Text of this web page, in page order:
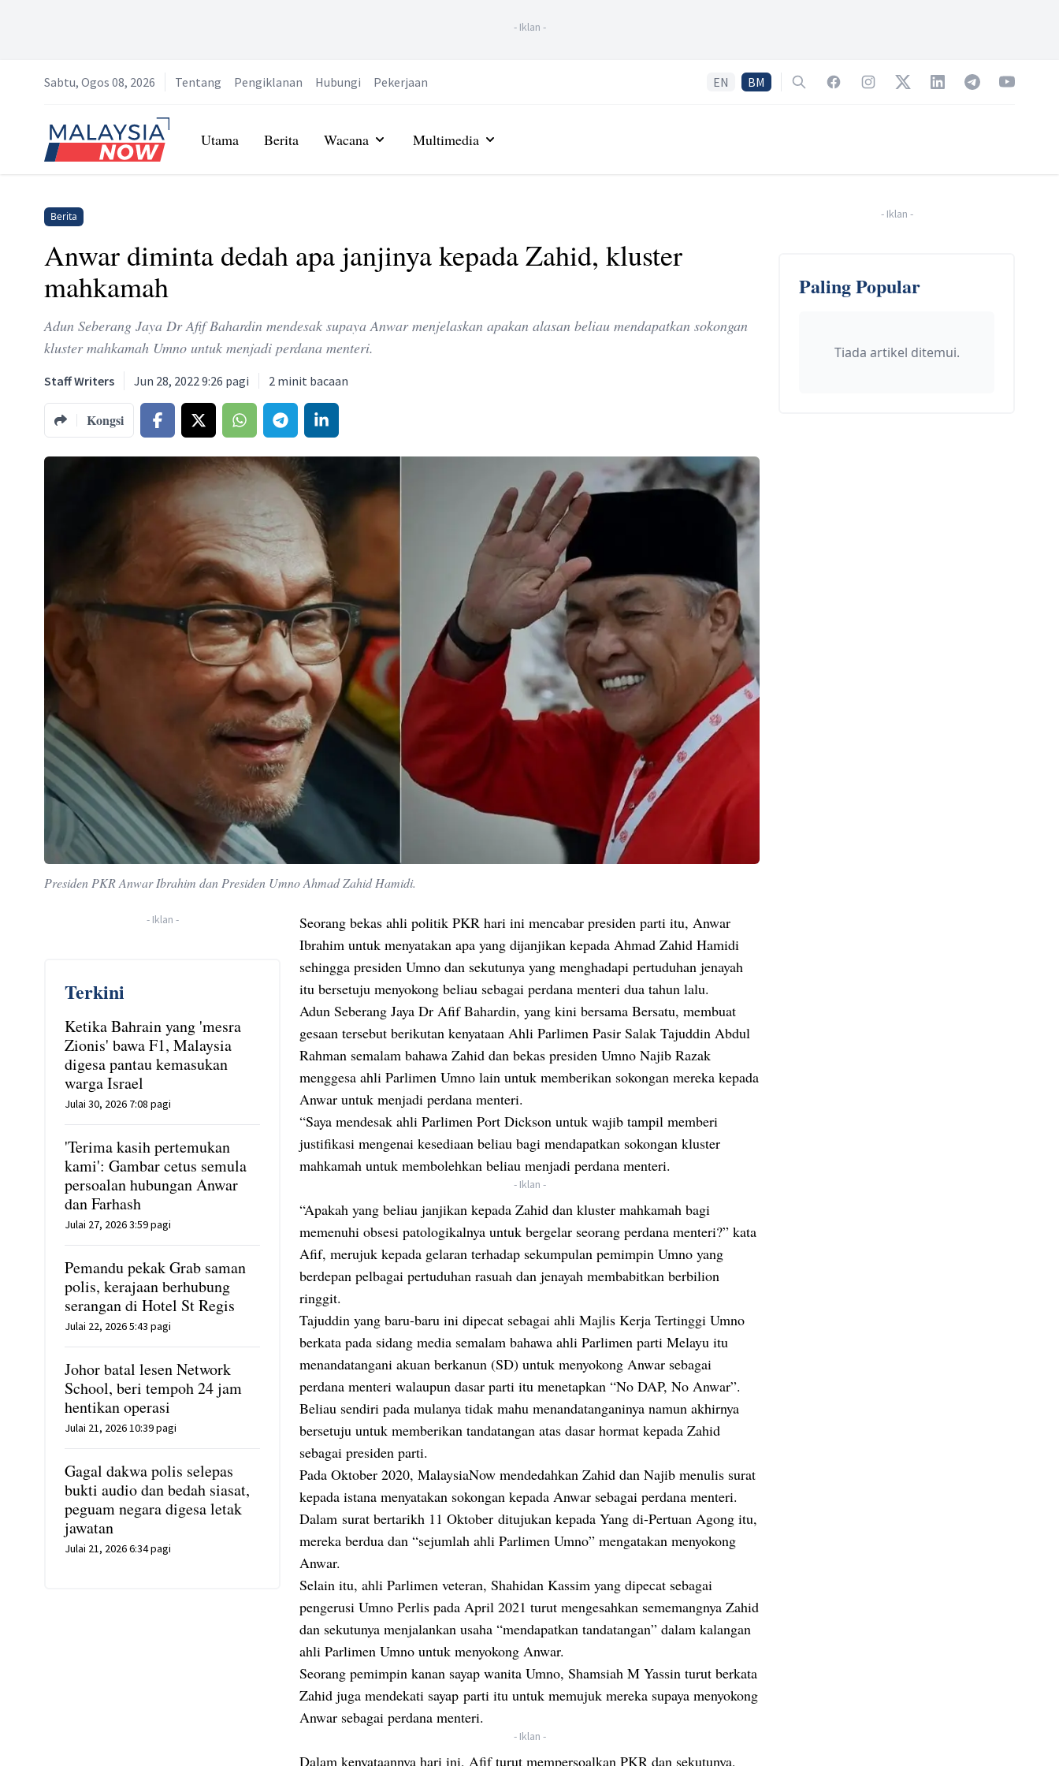
- Iklan -
Sabtu, Ogos 08, 2026 Tentang Pengiklanan Hubungi Pekerjaan EN BM SearchFacebookInstagramTwitterLinkedInTelegramYouTube
Home
Utama Berita Wacana Multimedia
Berita
Anwar diminta dedah apa janjinya kepada Zahid, kluster
mahkamah
Adun Seberang Jaya Dr Afif Bahardin mendesak supaya Anwar menjelaskan apakan alasan beliau mendapatkan sokongan
kluster mahkamah Umno untuk menjadi perdana menteri.
Staff Writers Jun 28, 2022 9:26 pagi 2 minit bacaan
Kongsi
Presiden PKR Anwar Ibrahim dan Presiden Umno Ahmad Zahid Hamidi.
- Iklan -
Terkini
Ketika Bahrain yang 'mesra
Zionis' bawa F1, Malaysia
digesa pantau kemasukan
warga Israel
Julai 30, 2026 7:08 pagi
'Terima kasih pertemukan
kami': Gambar cetus semula
persoalan hubungan Anwar
dan Farhash
Julai 27, 2026 3:59 pagi
Pemandu pekak Grab saman
polis, kerajaan berhubung
serangan di Hotel St Regis
Julai 22, 2026 5:43 pagi
Johor batal lesen Network
School, beri tempoh 24 jam
hentikan operasi
Julai 21, 2026 10:39 pagi
Gagal dakwa polis selepas
bukti audio dan bedah siasat,
peguam negara digesa letak
jawatan
Julai 21, 2026 6:34 pagi
Seorang bekas ahli politik PKR hari ini mencabar presiden parti itu, Anwar
Ibrahim untuk menyatakan apa yang dijanjikan kepada Ahmad Zahid Hamidi
sehingga presiden Umno dan sekutunya yang menghadapi pertuduhan jenayah
itu bersetuju menyokong beliau sebagai perdana menteri dua tahun lalu.
Adun Seberang Jaya Dr Afif Bahardin, yang kini bersama Bersatu, membuat
gesaan tersebut berikutan kenyataan Ahli Parlimen Pasir Salak Tajuddin Abdul
Rahman semalam bahawa Zahid dan bekas presiden Umno Najib Razak
menggesa ahli Parlimen Umno lain untuk memberikan sokongan mereka kepada
Anwar untuk menjadi perdana menteri.
“Saya mendesak ahli Parlimen Port Dickson untuk wajib tampil memberi
justifikasi mengenai kesediaan beliau bagi mendapatkan sokongan kluster
mahkamah untuk membolehkan beliau menjadi perdana menteri.
- Iklan -
“Apakah yang beliau janjikan kepada Zahid dan kluster mahkamah bagi
memenuhi obsesi patologikalnya untuk bergelar seorang perdana menteri?” kata
Afif, merujuk kepada gelaran terhadap sekumpulan pemimpin Umno yang
berdepan pelbagai pertuduhan rasuah dan jenayah membabitkan berbilion
ringgit.
Tajuddin yang baru-baru ini dipecat sebagai ahli Majlis Kerja Tertinggi Umno
berkata pada sidang media semalam bahawa ahli Parlimen parti Melayu itu
menandatangani akuan berkanun (SD) untuk menyokong Anwar sebagai
perdana menteri walaupun dasar parti itu menetapkan “No DAP, No Anwar”.
Beliau sendiri pada mulanya tidak mahu menandatanganinya namun akhirnya
bersetuju untuk memberikan tandatangan atas dasar hormat kepada Zahid
sebagai presiden parti.
Pada Oktober 2020, MalaysiaNow mendedahkan Zahid dan Najib menulis surat
kepada istana menyatakan sokongan kepada Anwar sebagai perdana menteri.
Dalam surat bertarikh 11 Oktober ditujukan kepada Yang di-Pertuan Agong itu,
mereka berdua dan “sejumlah ahli Parlimen Umno” mengatakan menyokong
Anwar.
Selain itu, ahli Parlimen veteran, Shahidan Kassim yang dipecat sebagai
pengerusi Umno Perlis pada April 2021 turut mengesahkan sememangnya Zahid
dan sekutunya menjalankan usaha “mendapatkan tandatangan” dalam kalangan
ahli Parlimen Umno untuk menyokong Anwar.
Seorang pemimpin kanan sayap wanita Umno, Shamsiah M Yassin turut berkata
Zahid juga mendekati sayap parti itu untuk memujuk mereka supaya menyokong
Anwar sebagai perdana menteri.
- Iklan -
Dalam kenyataannya hari ini, Afif turut mempersoalkan PKR dan sekutunya,
- Iklan -
Paling Popular
Tiada artikel ditemui.